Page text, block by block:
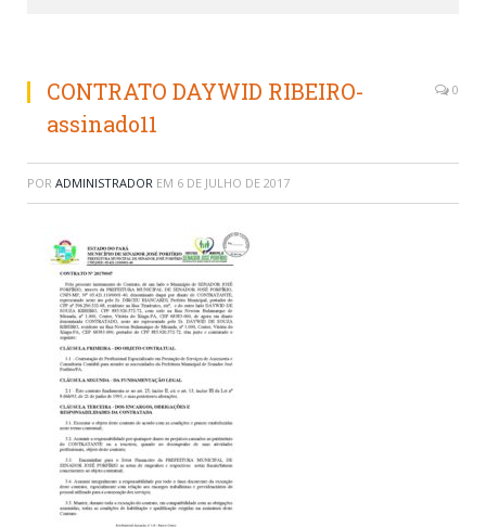
CONTRATO DAYWID RIBEIRO-
assinado11
0
POR ADMINISTRADOR EM 6 DE JULHO DE 2017